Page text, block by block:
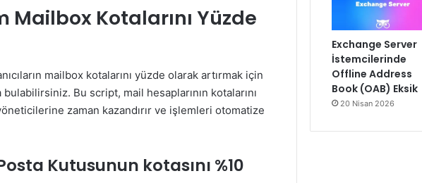
Mailbox Kotalarını Yüzde
mailbox kotalarını yüzde olarak artırmak için
Bu script, mail hesaplarının kotalarını
zaman kazandırır ve işlemleri otomatize
Kutusunun kotasını %10
Exchange Server
İstemcilerinde
Offline Address
Book (OAB) Eksik
20 Nisan 2026